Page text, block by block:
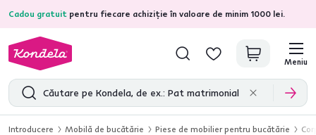
Cadou gratuit pentru fiecare achiziție în valoare de minim 1000 lei.
4,7 31.211 recenzii de produs verificate
Meniu
Introducere Mobilă de bucătărie Piese de mobilier pentru bucătărie